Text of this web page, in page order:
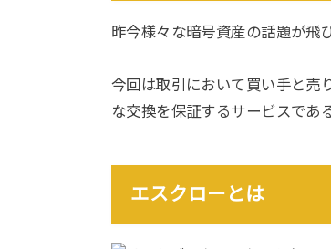
昨今様々な暗号資産の話題が飛
今回は取引において買い手と売
な交換を保証するサービスであ
エスクローとは